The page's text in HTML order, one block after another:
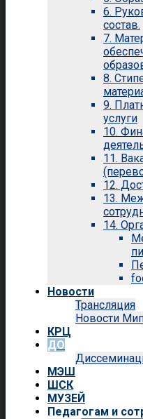
6.
состав.
7.
8.
9.
услуги
10.
11.
12.
13.
14.
Новости
Трансляция
Новости
КРЦ
ДО
МЭШ
ШСК
МУЗЕЙ
Педагогам и